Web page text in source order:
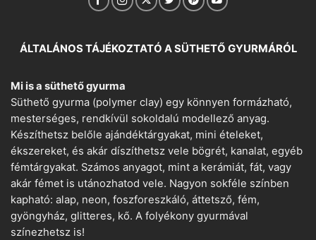
ÁLTALÁNOS TÁJÉKOZTATÓ A SÜTHETŐ GYURMÁRÓL
Mi is a süthető gyurma
Süthető gyurma (polymer clay) egy könnyen formázható,
mesterséges, rendkívül sokoldalú modellező anyag.
Készíthetsz belőle ajándéktárgyakat, mini ételeket,
ékszereket, és akár díszíthetsz vele bögrét, kanalat, egyéb
fémtárgyakat. Számos anyagot, mint a kerámiát, fát, vagy
akár fémet is utánozhatod vele. Nagyon sokféle színben
kapható: alap, neon, foszforeszkáló, áttetsző, fém,
gyöngyház, glitteres, kő. A folyékony gyurmával
színezhetsz is!